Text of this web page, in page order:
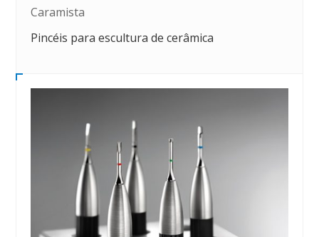
Caramista
Pincéis para escultura de cerâmica